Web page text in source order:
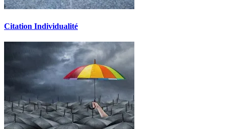
Citation Individualité